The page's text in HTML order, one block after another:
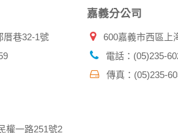
厝巷32-1號
嘉義分公司
600嘉義市西區上
電話：(05)235-
傳真：(05)235-
權一路251號2